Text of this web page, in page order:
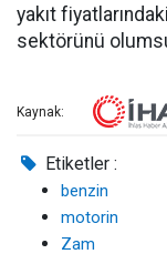
yakıt
sektörünü
Kaynak:
Etiketler :
benzin
motorin
Zam